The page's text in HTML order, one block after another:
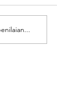
Uang
Tarik